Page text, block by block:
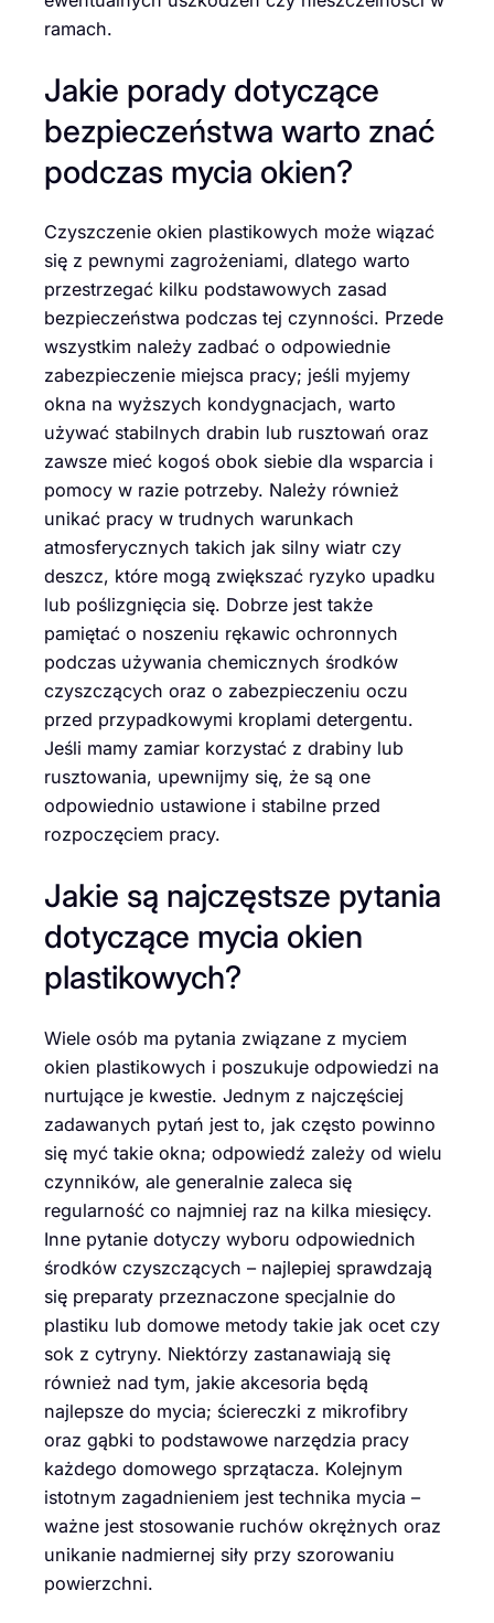
ramach.
Jakie porady dotyczące
bezpieczeństwa warto znać
podczas mycia okien?
Czyszczenie okien plastikowych może wiązać
się z pewnymi zagrożeniami, dlatego warto
przestrzegać kilku podstawowych zasad
bezpieczeństwa podczas tej czynności. Przede
wszystkim należy zadbać o odpowiednie
zabezpieczenie miejsca pracy; jeśli myjemy
okna na wyższych kondygnacjach, warto
używać stabilnych drabin lub rusztowań oraz
zawsze mieć kogoś obok siebie dla wsparcia i
pomocy w razie potrzeby. Należy również
unikać pracy w trudnych warunkach
atmosferycznych takich jak silny wiatr czy
deszcz, które mogą zwiększać ryzyko upadku
lub poślizgnięcia się. Dobrze jest także
pamiętać o noszeniu rękawic ochronnych
podczas używania chemicznych środków
czyszczących oraz o zabezpieczeniu oczu
przed przypadkowymi kroplami detergentu.
Jeśli mamy zamiar korzystać z drabiny lub
rusztowania, upewnijmy się, że są one
odpowiednio ustawione i stabilne przed
rozpoczęciem pracy.
Jakie są najczęstsze pytania
dotyczące mycia okien
plastikowych?
Wiele osób ma pytania związane z myciem
okien plastikowych i poszukuje odpowiedzi na
nurtujące je kwestie. Jednym z najczęściej
zadawanych pytań jest to, jak często powinno
się myć takie okna; odpowiedź zależy od wielu
czynników, ale generalnie zaleca się
regularność co najmniej raz na kilka miesięcy.
Inne pytanie dotyczy wyboru odpowiednich
środków czyszczących – najlepiej sprawdzają
się preparaty przeznaczone specjalnie do
plastiku lub domowe metody takie jak ocet czy
sok z cytryny. Niektórzy zastanawiają się
również nad tym, jakie akcesoria będą
najlepsze do mycia; ściereczki z mikrofibry
oraz gąbki to podstawowe narzędzia pracy
każdego domowego sprzątacza. Kolejnym
istotnym zagadnieniem jest technika mycia –
ważne jest stosowanie ruchów okrężnych oraz
unikanie nadmiernej siły przy szorowaniu
powierzchni.